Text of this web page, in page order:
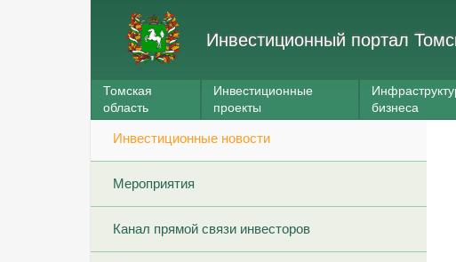
Инвестиционный портал
Томская
область
Инвестиционные
проекты
бизнеса
Инвестиционные новости
Мероприятия
Канал прямой связи инвесторов